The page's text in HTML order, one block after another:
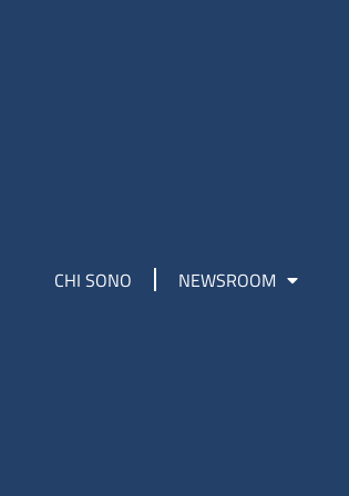
CHI SONO NEWSROOM